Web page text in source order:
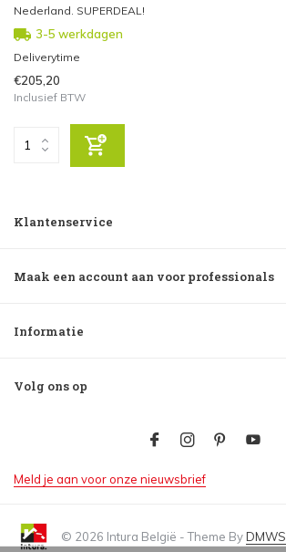
Nederland. SUPERDEAL!
3-5 werkdagen
Deliverytime
€205,20
Inclusief BTW
Klantenservice
Maak een account aan voor professionals
Informatie
Volg ons op
Meld je aan voor onze nieuwsbrief
© 2026 Intura België - Theme ByDMWS